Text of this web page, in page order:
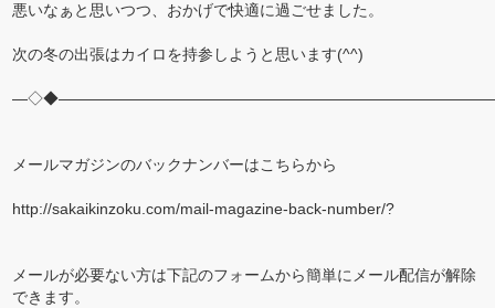
悪いなぁと思いつつ、おかげで快適に過ごせました。
次の冬の出張はカイロを持参しようと思います(^^)
メールマガジンのバックナンバーはこちらから
http://sakaikinzoku.com/mail-magazine-back-number/?
メールが必要ない方は下記のフォームから簡単にメール配信が解除
できます。